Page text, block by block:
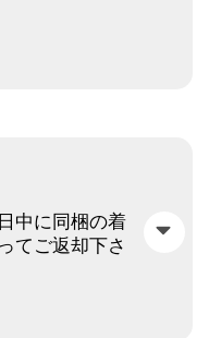
中に同梱の着
てご返却下さ